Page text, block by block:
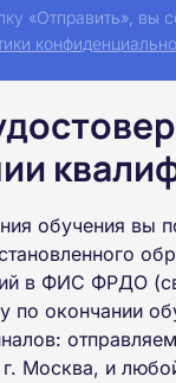
«Отправить», вы
обучения вы
в ФИС ФРДО
по окончании
Москва, и